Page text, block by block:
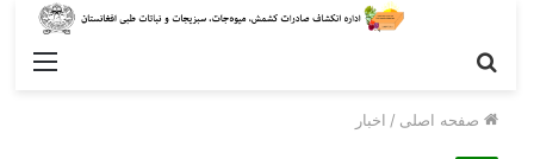
صفحه اصلی / اخبار